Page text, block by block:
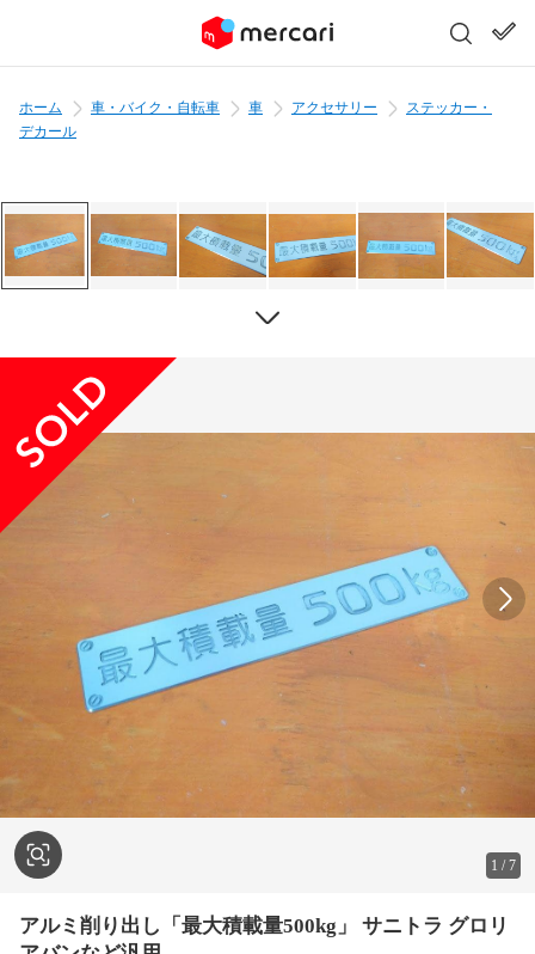
ホーム 車・バイク・自転車 車 アクセサリー
ステッカー・
デカール
1 /7
アルミ削り出し「最大積載量500kg」 サニトラ グロリ